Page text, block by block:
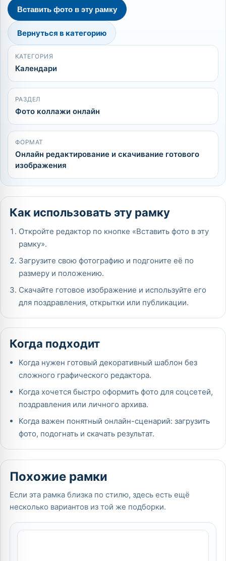
Вставить фото в эту рамку
Вернуться в категорию
КАТЕГОРИЯ
Календари
РАЗДЕЛ
Фото коллажи онлайн
ФОРМАТ
Онлайн редактирование и скачивание готового
изображения
Как использовать эту рамку
Откройте редактор по кнопке «Вставить фото в эту
рамку».
Загрузите свою фотографию и подгоните её по
размеру и положению.
Скачайте готовое изображение и используйте его
для поздравления, открытки или публикации.
Когда подходит
Когда нужен готовый декоративный шаблон без
сложного графического редактора.
Когда хочется быстро оформить фото для соцсетей,
поздравления или личного архива.
Когда важен понятный онлайн-сценарий: загрузить
фото, подогнать и скачать результат.
Похожие рамки
Если эта рамка близка по стилю, здесь есть ещё
несколько вариантов из той же подборки.